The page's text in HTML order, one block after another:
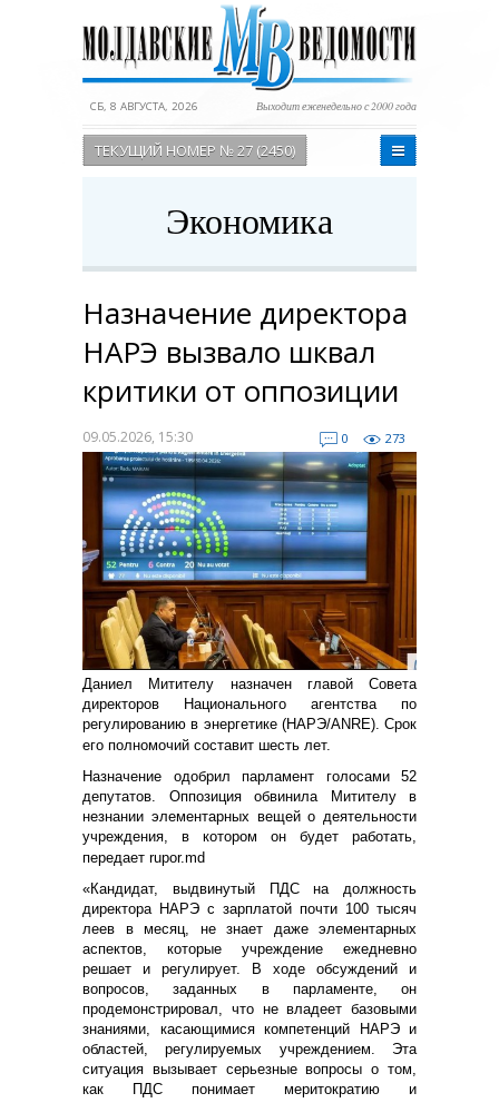
СБ, 8 АВГУСТА, 2026 Выходит еженедельно с 2000 года
ТЕКУЩИЙ НОМЕР № 27 (2450)
Экономика
Назначение директора
НАРЭ вызвало шквал
критики от оппозиции
09.05.2026, 15:30 0 273
Даниел Митителу назначен главой Совета
директоров Национального агентства по
регулированию в энергетике (НАРЭ/ANRE). Срок
его полномочий составит шесть лет.
Назначение одобрил парламент голосами 52
депутатов. Оппозиция обвинила Митителу в
незнании элементарных вещей о деятельности
учреждения, в котором он будет работать,
передает rupor.md
«Кандидат, выдвинутый ПДС на должность
директора НАРЭ с зарплатой почти 100 тысяч
леев в месяц, не знает даже элементарных
аспектов, которые учреждение ежедневно
решает и регулирует. В ходе обсуждений и
вопросов, заданных в парламенте, он
продемонстрировал, что не владеет базовыми
знаниями, касающимися компетенций НАРЭ и
областей, регулируемых учреждением. Эта
ситуация вызывает серьезные вопросы о том,
как ПДС понимает меритократию и